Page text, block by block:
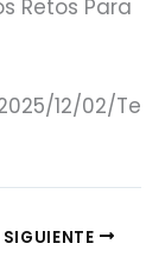
Retos Para
12/02/te
SIGUIENTE